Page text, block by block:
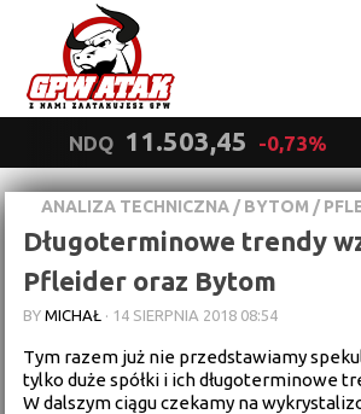
NDQ 11.503,45 -0,73%
ANALIZA TECHNICZNA / BYTOM /
Długoterminowe trendy
Pfleider oraz Bytom
BYMICHAŁ · 14 SIERPNIA 2018 08:54
Tym razem już nie przedstawiamy
tylko duże spółki i ich długoterminowe
W dalszym ciągu czekamy na
prywatności
Wyrażam zgodę.